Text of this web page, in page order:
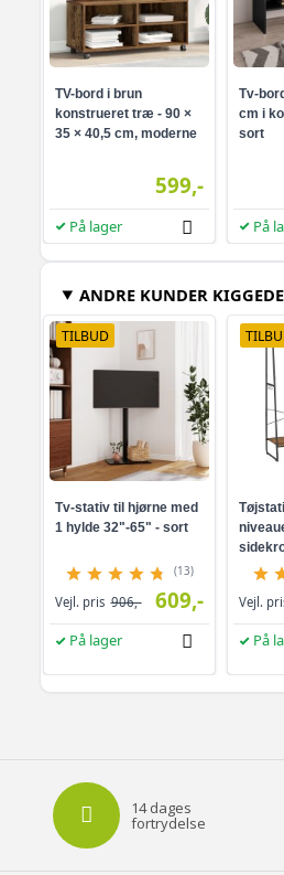
TV-bord i brun
konstrueret træ - 90 ×
35 × 40,5 cm, moderne
599,-
På lager
Tv-
cm i
sort
På
ANDRE KUNDER
TILBUD
Tv-stativ til hjørne med
1 hylde 32"-65" - sort
(13)
Vejl. pris 906,- 609,-
På lager
brun/
Vejl.
På
14 dages
fortrydelse